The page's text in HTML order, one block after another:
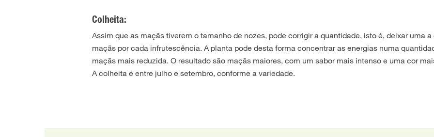
Colheita:
Assim que as maçãs tiverem o tamanho de nozes, pode corrigir a quantidade, isto é, deixar uma a
maçãs por cada infrutescência. A planta pode desta forma concentrar as energias numa
maçãs mais reduzida. O resultado são maçãs maiores, com um sabor mais intenso e uma cor
A colheita é entre julho e setembro, conforme a variedade.